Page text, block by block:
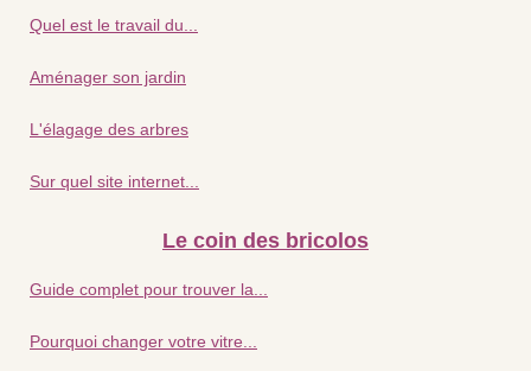
Quel est le travail du...
Aménager son jardin
L'élagage des arbres
Sur quel site internet...
Le coin des bricolos
Guide complet pour trouver la...
Pourquoi changer votre vitre...